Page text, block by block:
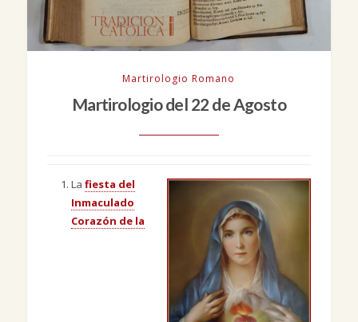
Martirologio Romano
Martirologio del 22 de Agosto
La fiesta del
Inmaculado
Corazón de la